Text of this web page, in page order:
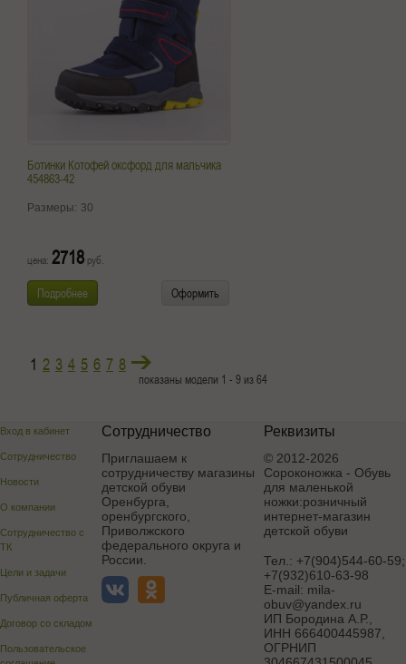
Ботинки Котофей оксфорд для мальчика
454863-42
Размеры: 30
цена: 2718 руб.
Подробнее Оформить
1 2 3 4 5 6 7 8
показаны модели 1 - 9 из 64
Вход в кабинет
Сотрудничество
Новости
О компании
Сотрудничество с
ТК
Цели и задачи
Публичная оферта
Договор со складом
Пользовательское
Сотрудничество
Приглашаем к
сотрудничеству магазины
детской обуви
Оренбурга,
оренбургского,
Приволжского
федерального округа и
России.
Реквизиты
© 2012-2026
Сороконожка - Обувь
для маленькой
ножки:розничный
интернет-магазин
детской обуви
Тел.: +7(904)544-60-59;
+7(932)610-63-98
E-mail: mila-
obuv@yandex.ru
ИП Бородина А.Р.
ИНН 666400445987,
ОГРНИП